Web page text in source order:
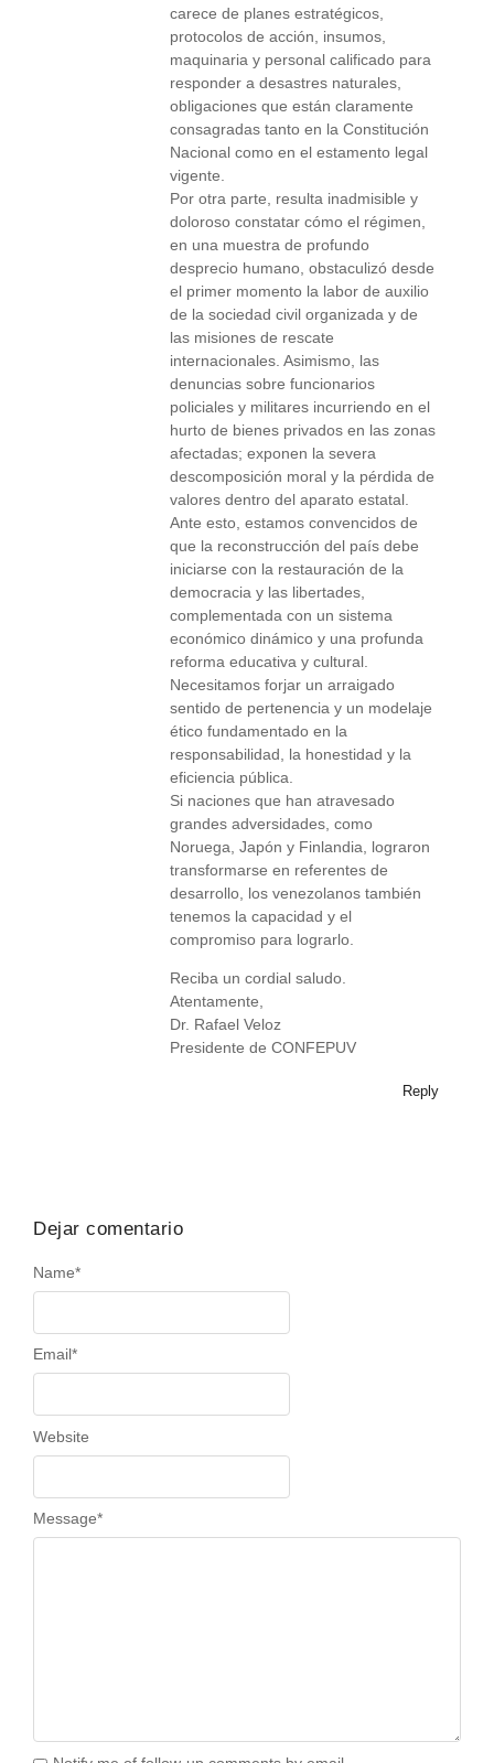
carece de planes estratégicos,
protocolos de acción, insumos,
maquinaria y personal calificado para
responder a desastres naturales,
obligaciones que están claramente
consagradas tanto en la Constitución
Nacional como en el estamento legal
vigente.
Por otra parte, resulta inadmisible y
doloroso constatar cómo el régimen,
en una muestra de profundo
desprecio humano, obstaculizó desde
el primer momento la labor de auxilio
de la sociedad civil organizada y de
las misiones de rescate
internacionales. Asimismo, las
denuncias sobre funcionarios
policiales y militares incurriendo en el
hurto de bienes privados en las zonas
afectadas; exponen la severa
descomposición moral y la pérdida de
valores dentro del aparato estatal.
Ante esto, estamos convencidos de
que la reconstrucción del país debe
iniciarse con la restauración de la
democracia y las libertades,
complementada con un sistema
económico dinámico y una profunda
reforma educativa y cultural.
Necesitamos forjar un arraigado
sentido de pertenencia y un modelaje
ético fundamentado en la
responsabilidad, la honestidad y la
eficiencia pública.
Si naciones que han atravesado
grandes adversidades, como
Noruega, Japón y Finlandia, lograron
transformarse en referentes de
desarrollo, los venezolanos también
tenemos la capacidad y el
compromiso para lograrlo.
Reciba un cordial saludo.
Atentamente,
Dr. Rafael Veloz
Presidente de CONFEPUV
Reply
Dejar comentario
Message*
Name*
Email*
Website